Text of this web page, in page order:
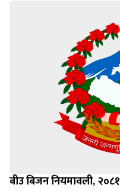
बीउ बिजन नियमावली, २०८१